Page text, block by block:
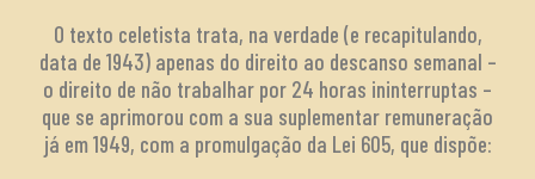
O texto celetista trata, na verdade (e recapitulando,
data de 1943) apenas do direito ao descanso semanal –
o direito de não trabalhar por 24 horas ininterruptas –
que se aprimorou com a sua suplementar remuneração
já em 1949, com a promulgação da Lei 605, que dispõe: